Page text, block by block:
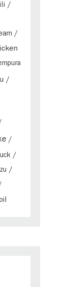
/
/
/
/
/
/